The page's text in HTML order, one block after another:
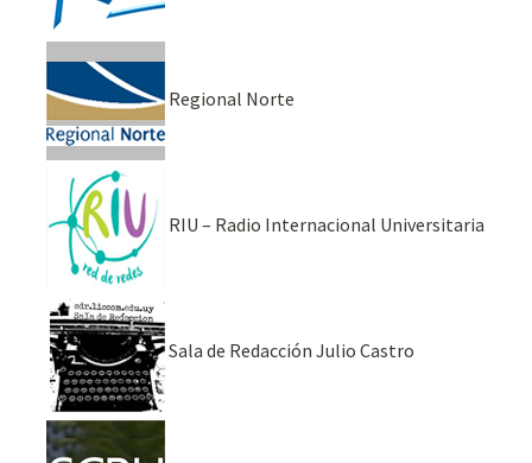
Regional Norte
RIU – Radio Internacional Universitaria
Sala de Redacción Julio Castro